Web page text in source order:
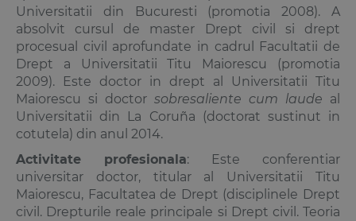
Universitatii din Bucuresti (promotia 2008). A
absolvit cursul de master
Drept civil si drept
procesual civil
aprofundate in cadrul Facultatii de
Drept a Universitatii Titu Maiorescu (promotia
2009). Este doctor in drept al Universitatii Titu
Maiorescu si doctor sobresaliente cum laude al
Universitatii din La Coruña (doctorat sustinut in
cotutela) din anul 2014.
Activitate profesionala: Este conferentiar
universitar doctor, titular al Universitatii Titu
Maiorescu, Facultatea de Drept (disciplinele Drept
civil. Drepturile reale principale si Drept civil. Teoria